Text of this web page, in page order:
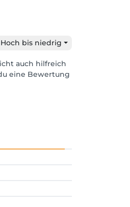
bis niedrig
auch hilfreich
eine Bewertung